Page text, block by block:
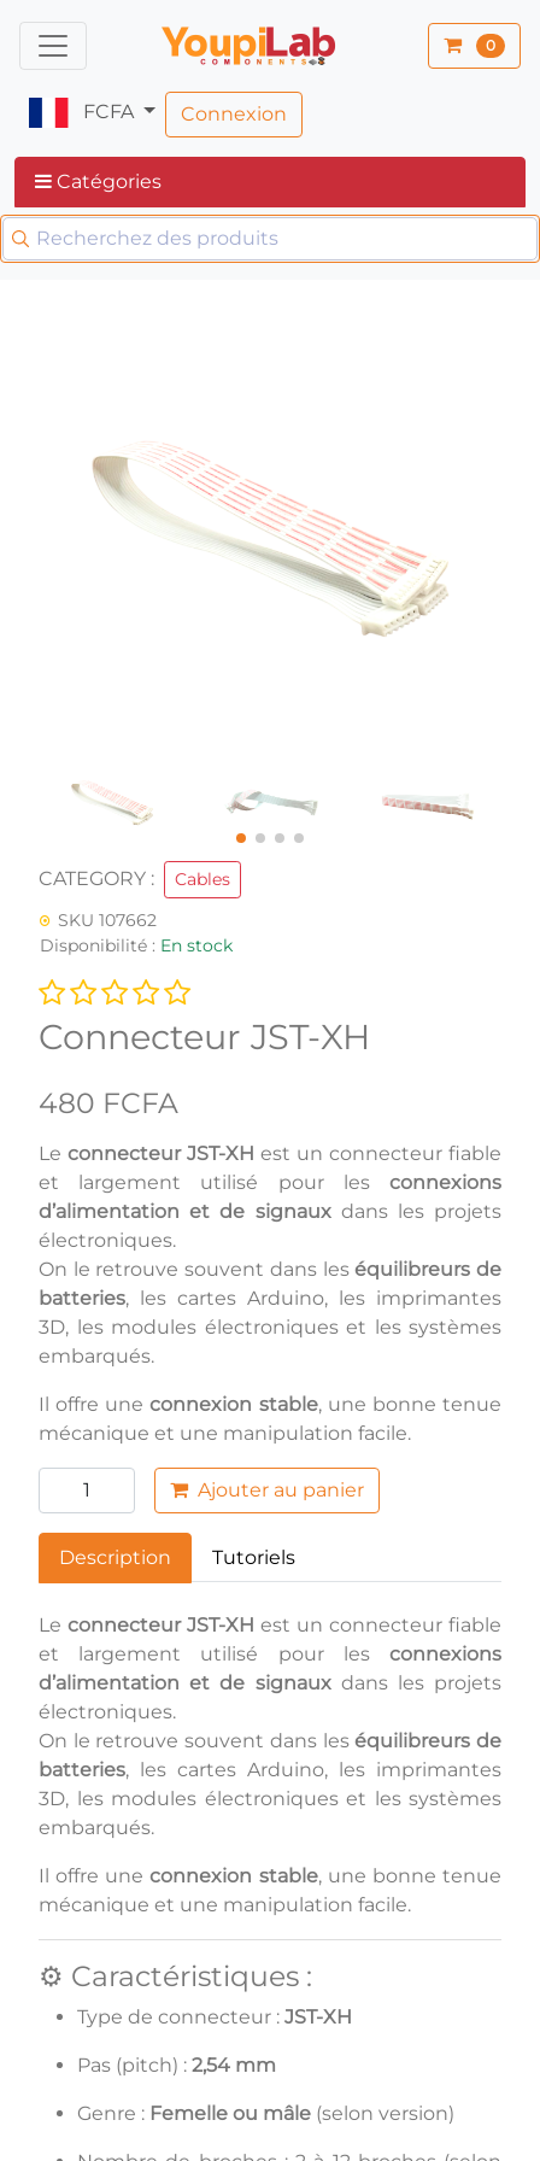
0
FCFA Connexion
Catégories
CATEGORY :
Cables
SKU 107662
Disponibilité : En stock
Connecteur JST-XH
480 FCFA
Le connecteur JST-XH est un connecteur fiable
et largement utilisé pour les connexions
d’alimentation et de signauxdans les projets
électroniques.
On le retrouve souvent dans leséquilibreurs de
batteries, les cartes Arduino, les imprimantes
3D, les modules électroniques et les systèmes
embarqués.
Il offre uneconnexion stable, une bonne tenue
mécanique et une manipulation facile.
Ajouter au panier
Description Tutoriels
Le connecteur JST-XH est un connecteur fiable
et largement utilisé pour les connexions
d’alimentation et de signauxdans les projets
électroniques.
On le retrouve souvent dans leséquilibreurs de
batteries, les cartes Arduino, les imprimantes
3D, les modules électroniques et les systèmes
embarqués.
Il offre uneconnexion stable, une bonne tenue
mécanique et une manipulation facile.
⚙️ Caractéristiques :
Type de connecteur : JST-XH
Pas (pitch) : 2,54 mm
Genre : Femelle ou mâle (selon version)